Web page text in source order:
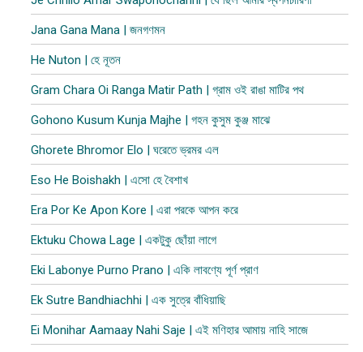
Jana Gana Mana | জনগণমন
He Nuton | হে নূতন
Gram Chara Oi Ranga Matir Path | গ্রাম ওই রাঙা মাটির পথ
Gohono Kusum Kunja Majhe | গহন কুসুম কুঞ্জ মাঝে
Ghorete Bhromor Elo | ঘরেতে ভ্রমর এল
Eso He Boishakh | এসো হে বৈশাখ
Era Por Ke Apon Kore | এরা পরকে আপন করে
Ektuku Chowa Lage | একটুকু ছোঁয়া লাগে
Eki Labonye Purno Prano | একি লাবণ্যে পূর্ণ প্রাণ
Ek Sutre Bandhiachhi | এক সুত্রে বাঁধিয়াছি
Ei Monihar Aamaay Nahi Saje | এই মণিহার আমায় নাহি সাজে